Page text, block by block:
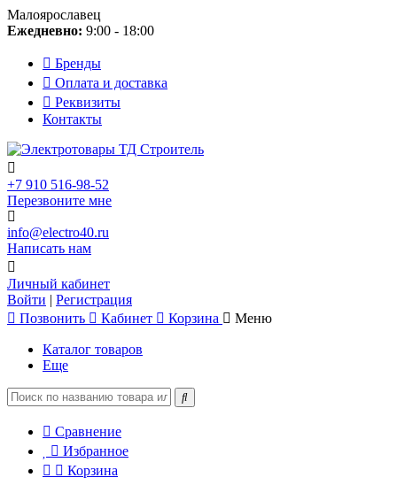
Малоярославец
Ежедневно: 9:00 - 18:00
Бренды
Оплата и доставка
Реквизиты
Контакты
+7 910 516-98-52
Перезвоните мне
info@electro40.ru
Написать нам
Личный кабинет
Войти | Регистрация
Позвонить
Кабинет Корзина Меню
Каталог товаров
Еще
Сравнение
Избранное
Корзина